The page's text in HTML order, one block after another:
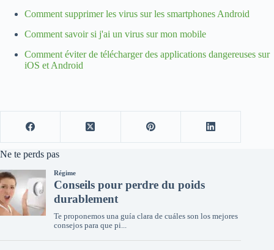
Comment supprimer les virus sur les smartphones Android
Comment savoir si j'ai un virus sur mon mobile
Comment éviter de télécharger des applications dangereuses sur
iOS et Android
Ne te perds pas